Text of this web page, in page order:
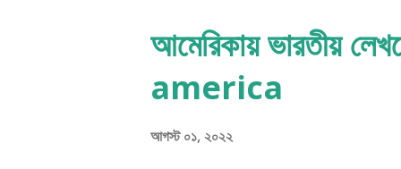
দিনগুলো, ডায়েরির পাতায় পাতায় খুজেঁ
ডায়েরিকে, যা সবচেয়ে বেশী ডানা মেলেছে
black humour) উৎস হিসাবে ব্যবহৃত
আমেরিকায় ভারতীয়
america
আগস্ট ০১, ২০২২